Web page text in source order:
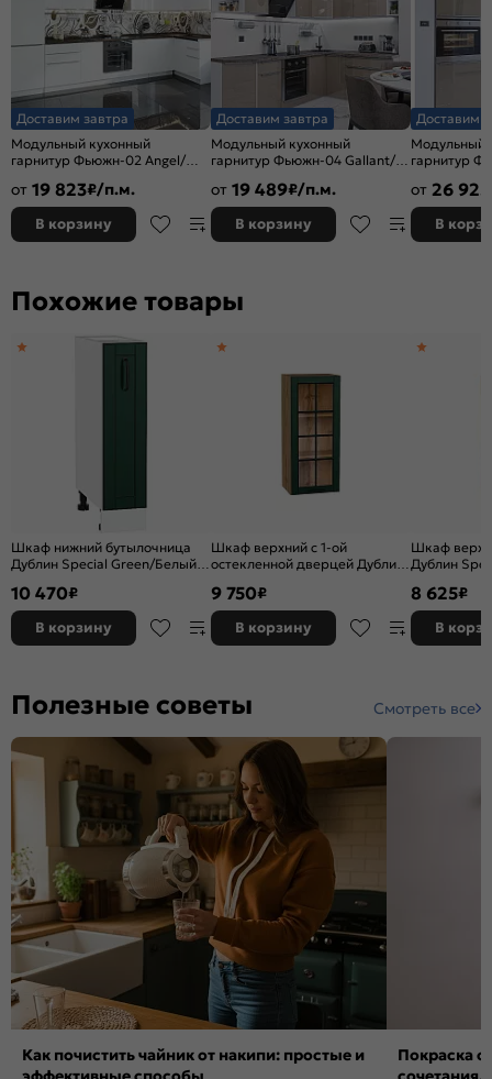
Доставим завтра
Модульный кухонный
гарнитур Фьюжн-02 Angel/
от 19 823₽/п.м.
В корзину
Доставим завтра
Модульный кухонный
гарнитур Фьюжн-04 Gallant/
от 19 489₽/п.м.
В корзину
Доставим
Модульный
гарнитур
от 26 925
В
Похожие товары
Шкаф нижний бутылочница
Дублин Special Green/Белый
10 470₽
В корзину
Шкаф верхний с 1-ой
остекленной дверцей Дублин
920*400*318
9 750₽
В корзину
Шкаф
Дублин
8 625₽
В
Полезные советы Смотреть все
Как почистить чайник от накипи: простые и
Покраска